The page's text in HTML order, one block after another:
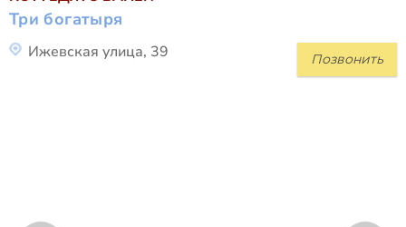
Три богатыря
Позвонить
Ижевская улица, 39